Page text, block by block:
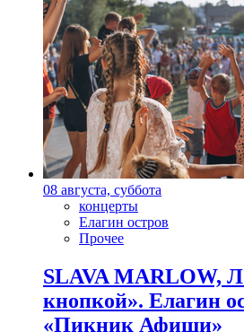
08 августа, суббота
концерты
Елагин остров
Прочее
SLAVA MARLOW,
кнопкой». Елагин
«Пикник Афиши»